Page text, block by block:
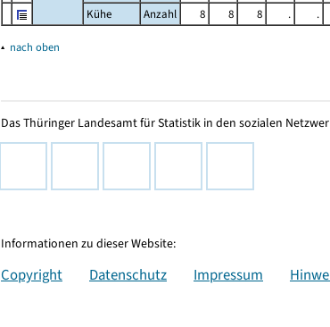
Kühe
Anzahl 8 8 8 . .
▴ nach oben
Das Thüringer Landesamt für Statistik in den sozialen
Informationen zu dieser Website:
Copyright Datenschutz Impressum